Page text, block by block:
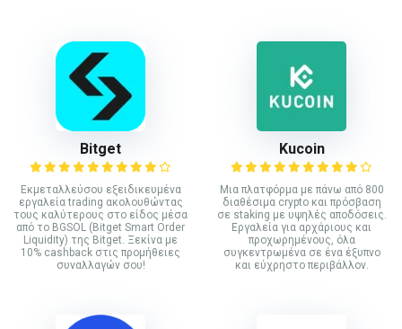
Bitget
Εκμεταλλεύσου εξειδικευμένα
εργαλεία trading ακολουθώντας
τους καλύτερους στο είδος μέσα
από το BGSOL (Bitget Smart Order
Liquidity) της Bitget. Ξεκίνα με
10% cashback στις προμήθειες
συναλλαγών σου!
Kucoin
Mια πλατφόρμα με πάνω από 800
διαθέσιμα crypto και πρόσβαση
σε staking με υψηλές αποδόσεις.
Εργαλεία για αρχάριους και
προχωρημένους, όλα
συγκεντρωμένα σε ένα έξυπνο
και εύχρηστο περιβάλλον.